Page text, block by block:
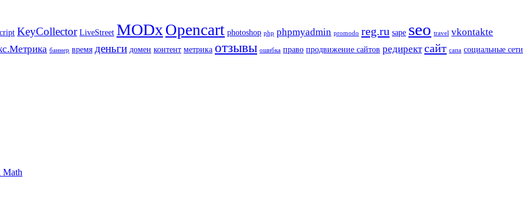
KeyCollector LiveStreet MODx Opencart photoshop php phpmyadmin promodo reg.ru sape seo travel vkontakte
баннер время деньги домен контент метрика отзывы ошибка право продвижение сайтов редирект сайт сапа социальные сети
Math